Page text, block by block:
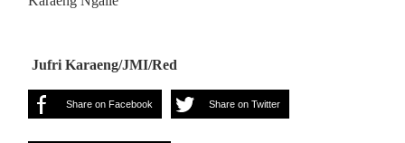
Jufri Karaeng/JMI/Red
Share on Facebook Share on Twitter